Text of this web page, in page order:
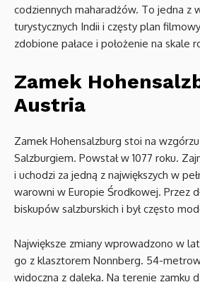
codziennych maharadżów. To jedna z
turystycznych Indii i częsty plan
zdobione pałace i położenie na skale
Zamek
Austria
Zamek Hohensalzburg stoi na
Salzburgiem. Powstał w 1077 roku.
i uchodzi za jedną z największych w
warowni w Europie Środkowej. Przez
biskupów salzburskich i był często
Największe zmiany wprowadzono w
go z klasztorem Nonnberg. 54-
widoczna z daleka. Na terenie zamku